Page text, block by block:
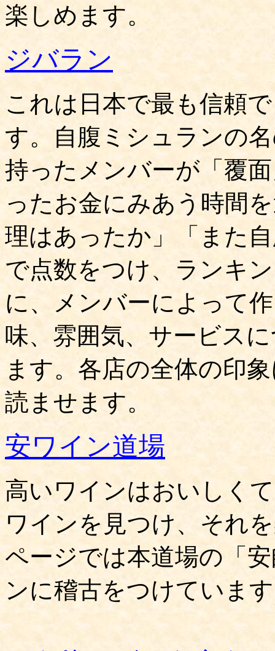
楽しめます。
ジバラン
これは日本で最も信頼
す。自腹ミシュランの
持ったメンバーが「覆
ったお金にみあう時間
理はあったか」「また
で点数をつけ、ランキ
に、メンバーによって
味、雰囲気、サービス
ます。各店の全体の印
読ませます。
安ワイン道場
高いワインはおいしく
ワインを見つけ、それ
ページでは本道場の「
ンに稽古をつけていま